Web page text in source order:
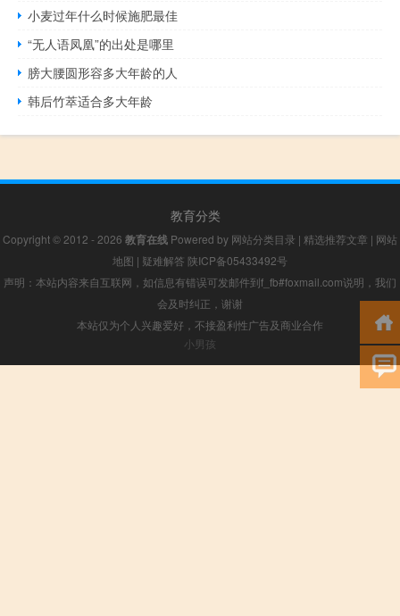
小麦过年什么时候施肥最佳
“无人语凤凰”的出处是哪里
膀大腰圆形容多大年龄的人
韩后竹萃适合多大年龄
教育分类
Copyright © 2012 - 2026 教育在线 Powered by 网站分类目录 | 精选推荐文章 | 网站
地图 | 疑难解答 陕ICP备05433492号
声明：本站内容来自互联网，如信息有错误可发邮件到f_fb#foxmail.com说明，我们
会及时纠正，谢谢
本站仅为个人兴趣爱好，不接盈利性广告及商业合作
小男孩